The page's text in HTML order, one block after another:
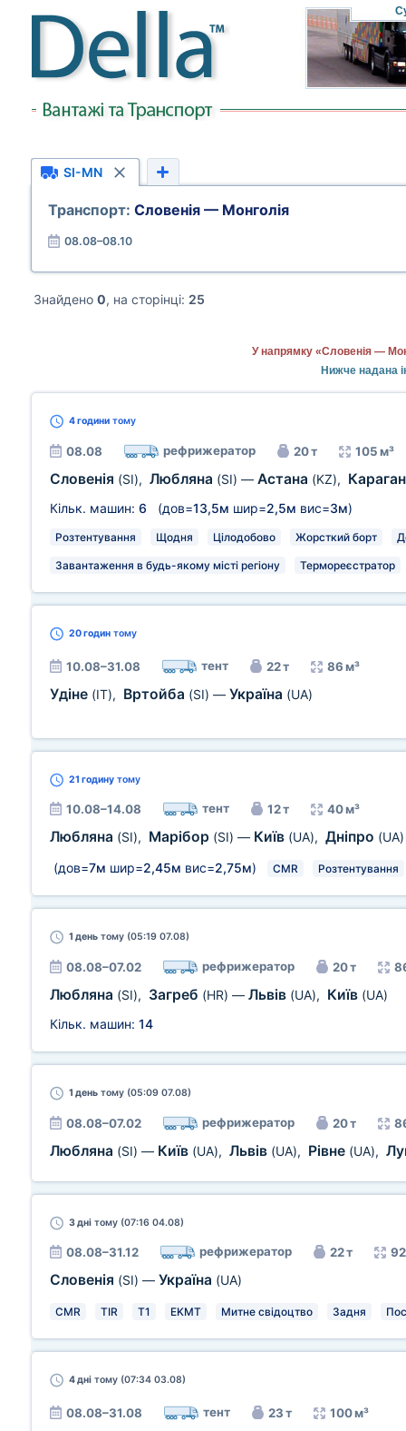
SI-MN
Транспорт: Словенія — Монголія
08.08–08.10
Знайдено 0, на сторінці: 25
У напрямку «Словенія —
Нижче надана
4 години тому
08.08 рефрижератор 20 т 105 м³
Словенія (SI), Любляна (SI) — Астана (KZ),
Кільк. машин: 6 (дов=13,5м шир=2,5м вис=3м)
Розтентування Щодня Цілодобово Жорсткий борт
Завантаження в будь-якому місті регіону Термореєстратор
20 годин тому
10.08–31.08 тент 22 т 86 м³
Удіне (IT), Вртойба (SI) — Україна (UA)
21 годину тому
10.08–14.08 тент 12 т 40 м³
Любляна (SI), Марібор (SI) — Київ (UA), Дніпро (UA)
(дов=7м шир=2,45м вис=2,75м) CMR Розтентування
1 день тому (05:19 07.08)
08.08–07.02 рефрижератор 20 т
Любляна (SI), Загреб (HR) — Львів (UA), Київ (UA)
Кільк. машин: 14
1 день тому (05:09 07.08)
08.08–07.02 рефрижератор 20 т
Любляна (SI) — Київ (UA), Львів (UA), Рівне (UA),
3 дні тому (07:16 04.08)
08.08–31.12 рефрижератор 22 т
Словенія (SI) — Україна (UA)
CMR TIR T1 EKMT Митне свідоцтво Задня
4 дні тому (07:34 03.08)
08.08–31.08 тент 23 т 100 м³